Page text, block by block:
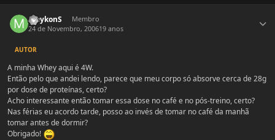
maykonS
Membro
24 de Novembro, 200619 anos
AUTOR
A minha Whey aqui é 4W.
Então pelo que andei lendo, parece que meu corpo só absorve cerca de 28g
por dose de proteínas, certo?
Acho interessante então tomar essa dose no café e no pós-treino, certo?
Nas férias eu acordo tarde, posso ao invés de tomar no café da manhã
tomar antes de dormir?
Obrigado!